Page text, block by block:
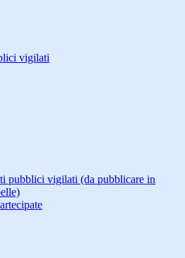
vigilati
pubblici vigilati (da pubblicare in